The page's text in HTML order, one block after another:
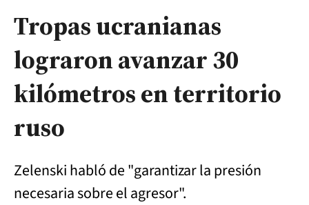
Tropas ucranianas
lograron avanzar 30
kilómetros en territorio
ruso
Zelenski habló de "garantizar la presión
necesaria sobre el agresor".